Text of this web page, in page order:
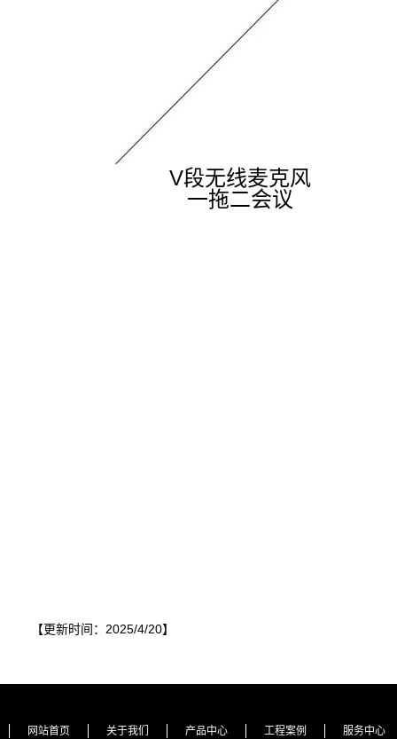
V段无线麦克风
一拖二会议
【更新时间：2025/4/20】
网站首页 关于我们 产品中心 工程案例 服务中心